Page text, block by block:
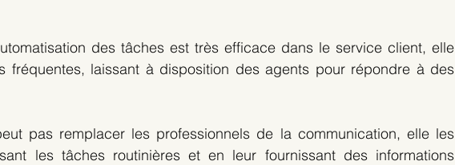
des tâches est très efficace dans le service client, elle
fréquentes, laissant à disposition des agents pour répondre à des
pas remplacer les professionnels de la communication, elle les
les tâches routinières et en leur fournissant des informations